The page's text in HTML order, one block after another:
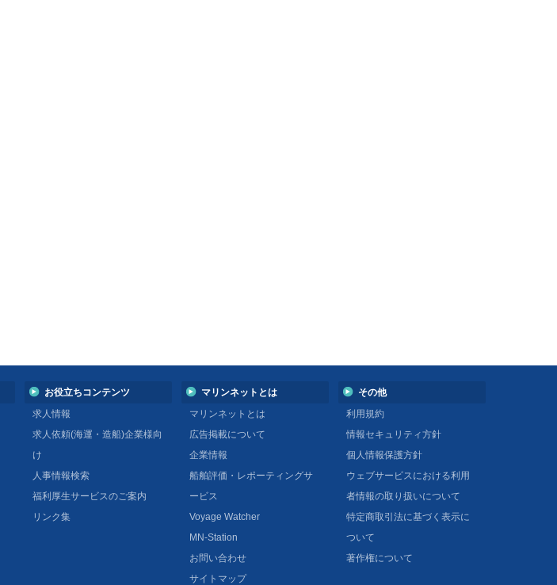
お役立ちコンテンツ
求人情報
求人依頼(海運・造船)企業様向
け
人事情報検索
福利厚生サービスのご案内
リンク集
マリンネットとは
マリンネットとは
広告掲載について
企業情報
船舶評価・レポーティングサ
ービス
Voyage Watcher
MN-Station
お問い合わせ
サイトマップ
その他
利用規約
情報セキュリティ方針
個人情報保護方針
ウェブサービスにおける利用
者情報の取り扱いについて
特定商取引法に基づく表示に
ついて
著作権について